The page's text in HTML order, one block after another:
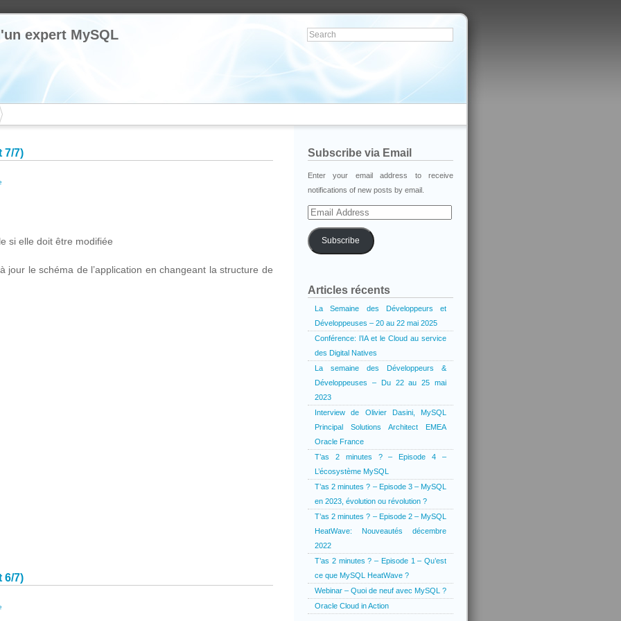
expert MySQL
7/7)
si elle doit être modifiée
jour le schéma de l’application en changeant la structure de
6/7)
Subscribe via Email
Enter your email address to receive
notifications of new posts by email.
Email
Address
Subscribe
Articles récents
La Semaine des Développeurs et
Développeuses – 20 au 22 mai 2025
Conférence: l’IA et le Cloud au service
des Digital Natives
La semaine des Développeurs &
Développeuses – Du 22 au 25 mai
2023
Interview de Olivier Dasini, MySQL
Principal Solutions Architect EMEA
Oracle France
T’as 2 minutes ? – Episode 4 –
L’écosystème MySQL
T’as 2 minutes ? – Episode 3 – MySQL
en 2023, évolution ou révolution ?
T’as 2 minutes ? – Episode 2 – MySQL
HeatWave: Nouveautés décembre
2022
T’as 2 minutes ? – Episode 1 – Qu’est
ce que MySQL HeatWave ?
Webinar – Quoi de neuf avec MySQL ?
Oracle Cloud in Action